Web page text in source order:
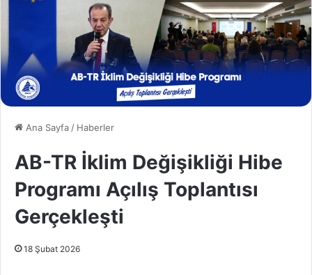
Ana Sayfa/ Haberler
AB-TR İklim Değişikliği Hibe
Programı Açılış Toplantısı
Gerçekleşti
18 Şubat 2026